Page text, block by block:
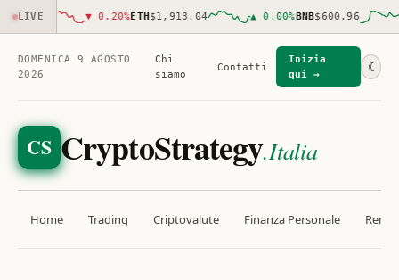
LIVE ▼ 0.20 %ETH$1,913.04 ▲ 0.00%BNB$600.96 ▲
DOMENICA 9 AGOSTO
2026
Chi
siamo
Contatti
Inizia
qui →
☾
CS CryptoStrategy.Italia
Home Trading Criptovalute Finanza Personale